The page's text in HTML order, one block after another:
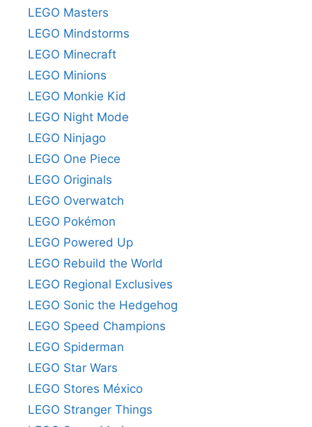
LEGO Masters
LEGO Mindstorms
LEGO Minecraft
LEGO Minions
LEGO Monkie Kid
LEGO Night Mode
LEGO Ninjago
LEGO One Piece
LEGO Originals
LEGO Overwatch
LEGO Pokémon
LEGO Powered Up
LEGO Rebuild the World
LEGO Regional Exclusives
LEGO Sonic the Hedgehog
LEGO Speed Champions
LEGO Spiderman
LEGO Star Wars
LEGO Stores México
LEGO Stranger Things